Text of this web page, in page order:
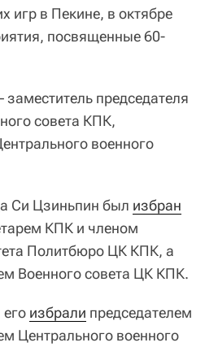
игр в Пекине, в октябре
посвященные 60-
заместитель председателя
совета КПК,
военного
Си Цзиньпин был избран
КПК и членом
Политбюро ЦК КПК, а
Военного совета ЦК КПК.
избрали председателем
Центрального военного